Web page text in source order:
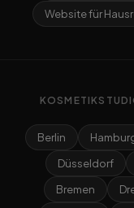
Website für
Berlin
Düsseldorf
Bremen